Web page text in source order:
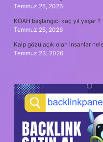
Temmuz 25, 2026
KOAH başlangıcı kaç yıl yaşar ?
Temmuz 25, 2026
Kalp gözü açık olan insanlar
Temmuz 23, 2026